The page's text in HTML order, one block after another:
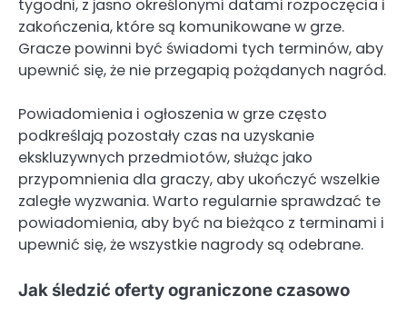
tygodni, z jasno określonymi datami rozpoczęcia i
zakończenia, które są komunikowane w grze.
Gracze powinni być świadomi tych terminów, aby
upewnić się, że nie przegapią pożądanych nagród.
Powiadomienia i ogłoszenia w grze często
podkreślają pozostały czas na uzyskanie
ekskluzywnych przedmiotów, służąc jako
przypomnienia dla graczy, aby ukończyć wszelkie
zaległe wyzwania. Warto regularnie sprawdzać te
powiadomienia, aby być na bieżąco z terminami i
upewnić się, że wszystkie nagrody są odebrane.
Jak śledzić oferty ograniczone czasowo